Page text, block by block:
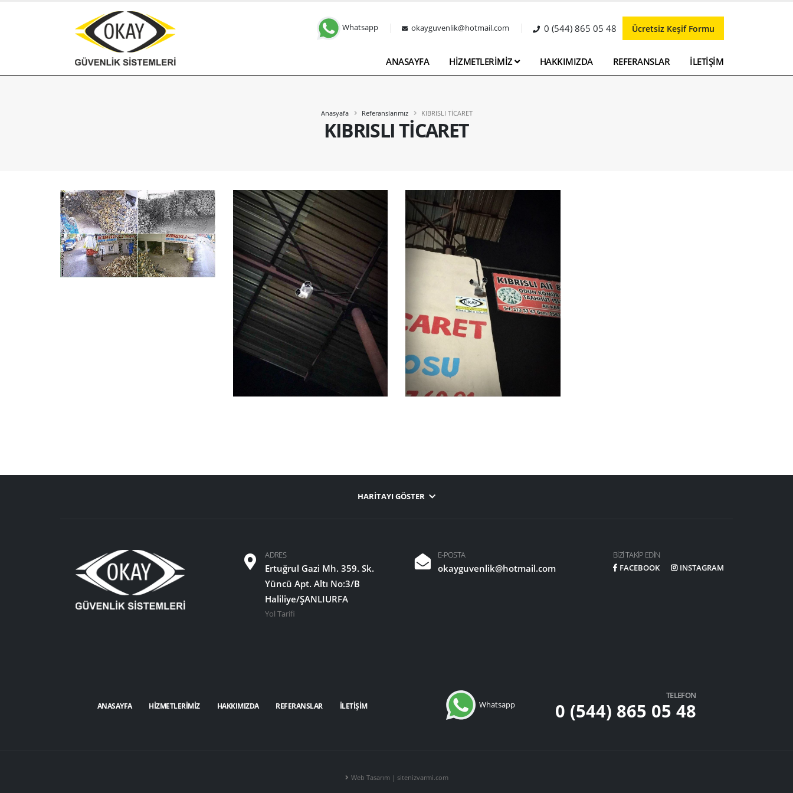
Whatsapp okayguvenlik@hotmail.com 0 (544) 865 05 48 Ücretsiz Keşif Formu
ANASAYFA HİZMETLERİMİZ HAKKIMIZDA REFERANSLAR İLETİŞİM
KIBRISLI TİCARET
Anasyafa Referanslarımız KIBRISLI TİCARET
HARITAYI GÖSTER
Okay Güvenlik Sistemleri Şanlıurfa
ADRES
Ertuğrul Gazi Mh. 359. Sk.
Yüncü Apt. Altı No:3/B
Haliliye/ŞANLIURFA
Yol Tarifi
E-POSTA
okayguvenlik@hotmail.com
BIZI TAKIP EDIN
FACEBOOK
INSTAGRAM
ANASAYFA HİZMETLERİMİZ HAKKIMIZDA REFERANSLAR İLETİŞİM Whatsapp
TELEFON
0 (544) 865 05 48
Web Tasarım | sitenizvarmi.com